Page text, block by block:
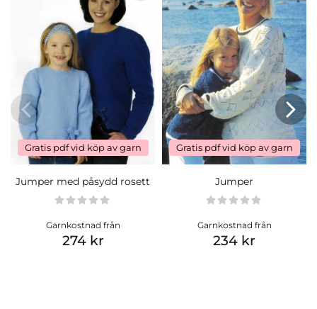
Gratis pdf vid köp av garn
Jumper med påsydd rosett
Garnkostnad från
274 kr
Gratis pdf vid köp av garn
Jumper
Garnkostnad från
234 kr